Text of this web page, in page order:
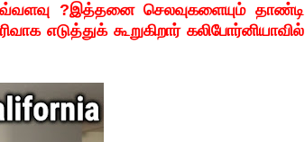
?இத்தனை செலவுகளையும் தாண்டி
எடுத்துக் கூறுகிறார் கலிபோர்னியாவில்